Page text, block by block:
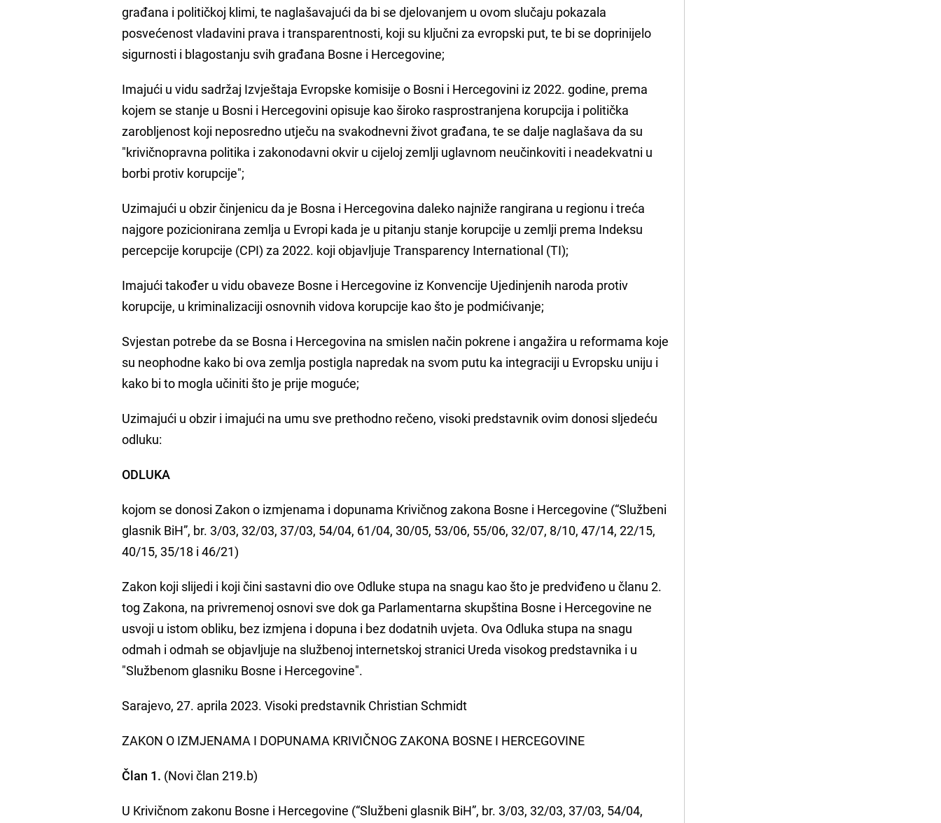
građana i političkoj klimi, te naglašavajući da bi se djelovanjem u ovom slučaju pokazala
posvećenost vladavini prava i transparentnosti, koji su ključni za evropski put, te bi se doprinijelo
sigurnosti i blagostanju svih građana Bosne i Hercegovine;
Imajući u vidu sadržaj Izvještaja Evropske komisije o Bosni i Hercegovini iz 2022. godine, prema
kojem se stanje u Bosni i Hercegovini opisuje kao široko rasprostranjena korupcija i politička
zarobljenost koji neposredno utječu na svakodnevni život građana, te se dalje naglašava da su
"krivičnopravna politika i zakonodavni okvir u cijeloj zemlji uglavnom neučinkoviti i neadekvatni u
borbi protiv korupcije";
Uzimajući u obzir činjenicu da je Bosna i Hercegovina daleko najniže rangirana u regionu i treća
najgore pozicionirana zemlja u Evropi kada je u pitanju stanje korupcije u zemlji prema Indeksu
percepcije korupcije (CPI) za 2022. koji objavljuje Transparency International (TI);
Imajući također u vidu obaveze Bosne i Hercegovine iz Konvencije Ujedinjenih naroda protiv
korupcije, u kriminalizaciji osnovnih vidova korupcije kao što je podmićivanje;
Svjestan potrebe da se Bosna i Hercegovina na smislen način pokrene i angažira u reformama koje
su neophodne kako bi ova zemlja postigla napredak na svom putu ka integraciji u Evropsku uniju i
kako bi to mogla učiniti što je prije moguće;
Uzimajući u obzir i imajući na umu sve prethodno rečeno, visoki predstavnik ovim donosi sljedeću
odluku:
ODLUKA
kojom se donosi Zakon o izmjenama i dopunama Krivičnog zakona Bosne i Hercegovine (“Službeni
glasnik BiH”, br. 3/03, 32/03, 37/03, 54/04, 61/04, 30/05, 53/06, 55/06, 32/07, 8/10, 47/14, 22/15,
40/15, 35/18 i 46/21)
Zakon koji slijedi i koji čini sastavni dio ove Odluke stupa na snagu kao što je predviđeno u članu 2.
tog Zakona, na privremenoj osnovi sve dok ga Parlamentarna skupština Bosne i Hercegovine ne
usvoji u istom obliku, bez izmjena i dopuna i bez dodatnih uvjeta. Ova Odluka stupa na snagu
odmah i odmah se objavljuje na službenoj internetskoj stranici Ureda visokog predstavnika i u
"Službenom glasniku Bosne i Hercegovine".
Sarajevo, 27. aprila 2023. Visoki predstavnik Christian Schmidt
ZAKON O IZMJENAMA I DOPUNAMA KRIVIČNOG ZAKONA BOSNE I HERCEGOVINE
Član 1. (Novi član 219.b)
U Krivičnom zakonu Bosne i Hercegovine (“Službeni glasnik BiH”, br. 3/03, 32/03, 37/03, 54/04,